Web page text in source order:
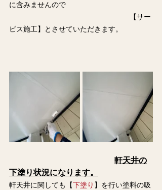
に含みませんので
【サー
ビス施工】とさせていただきます。
軒天井の
下塗り状況になります。
軒天井に関しても【下塗り 】を行い塗料の吸